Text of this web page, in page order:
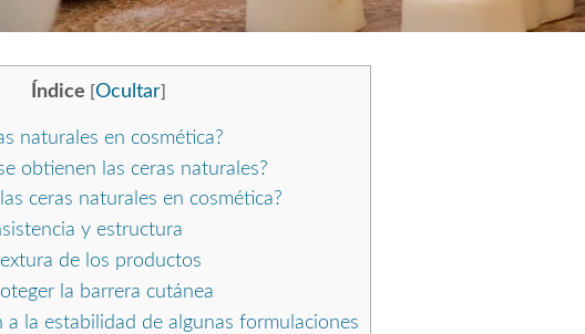
Índice [Ocultar]
naturales en cosmética?
obtienen las ceras naturales?
ceras naturales en cosmética?
y estructura
de los productos
la barrera cutánea
la estabilidad de algunas formulaciones